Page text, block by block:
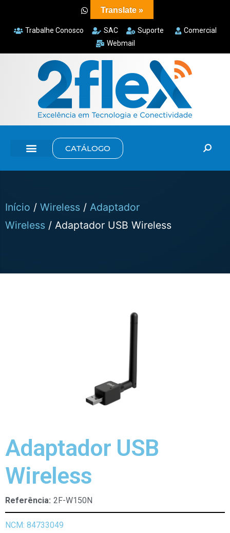
Trabalhe Conosco SAC Suporte
Comercial
Webmail
CATÁLOGO
Início / Wireless / Adaptador
Wireless / Adaptador USB Wireless
Adaptador USB
Wireless
Referência: 2F-W150N
NCM: 84733049
Translate »